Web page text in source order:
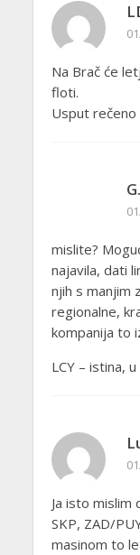
Na Brač će
floti.
Usput rečeno
mislite?
najavila, dati
njih s manjim
regionalne,
kompanija to
LCY – istina,
Ja isto mislim
SKP, ZAD/
masinom to